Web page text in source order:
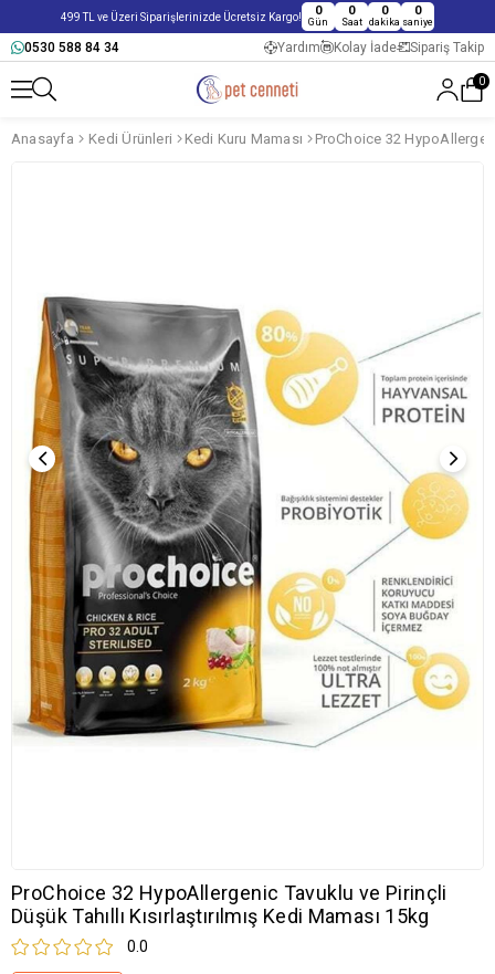
499 TL ve Üzeri Siparişlerinizde Ücretsiz Kargo! 0
Gün
0
Saat
0
dakika
0
saniye
0530 588 84 34 Yardım Kolay İade Sipariş Takip
0
Anasayfa Kedi Ürünleri Kedi Kuru Maması
ProChoice 32 HypoAllergenic Tavuklu ve Pirinçli
Düşük Tahıllı Kısırlaştırılmış Kedi Maması 15kg
0.0